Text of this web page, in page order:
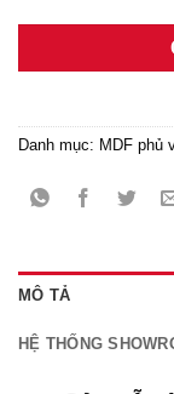
Danh mục: MDF phủ
MÔ TẢ
HỆ THỐNG